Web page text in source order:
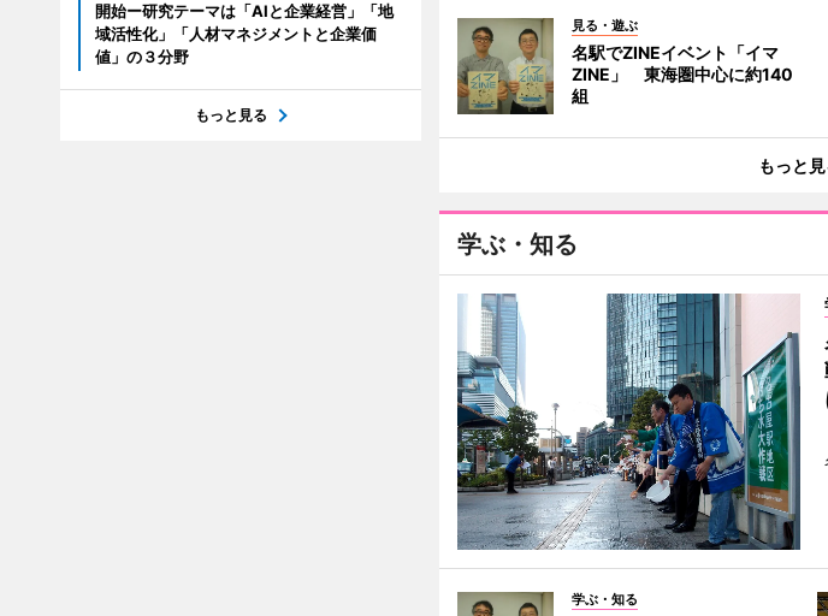
見る・遊ぶ
名駅でZINEイベント「イマ
ZINE」 東海圏中心に約140
組
もっと
学ぶ・知る
学ぶ・知る
開始ー研究テーマは「AIと企業経営」「地
域活性化」「人材マネジメントと企業価
値」の３分野
もっと見る